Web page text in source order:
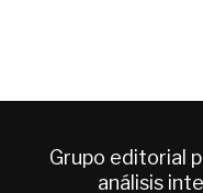
Grupo editorial
análisis